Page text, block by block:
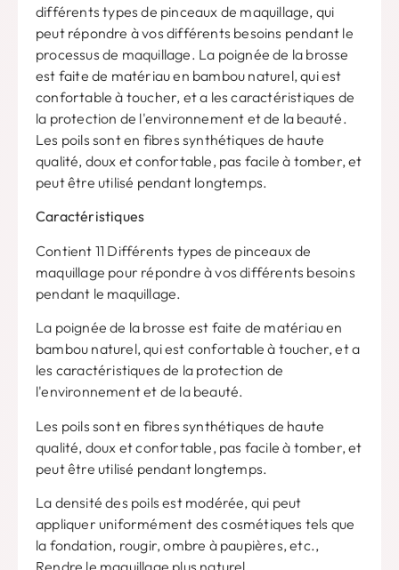
différents types de pinceaux de maquillage, qui
peut répondre à vos différents besoins pendant le
processus de maquillage. La poignée de la brosse
est faite de matériau en bambou naturel, qui est
confortable à toucher, et a les caractéristiques de
la protection de l'environnement et de la beauté.
Les poils sont en fibres synthétiques de haute
qualité, doux et confortable, pas facile à tomber, et
peut être utilisé pendant longtemps.
Caractéristiques
Contient 11 Différents types de pinceaux de
maquillage pour répondre à vos différents besoins
pendant le maquillage.
La poignée de la brosse est faite de matériau en
bambou naturel, qui est confortable à toucher, et a
les caractéristiques de la protection de
l'environnement et de la beauté.
Les poils sont en fibres synthétiques de haute
qualité, doux et confortable, pas facile à tomber, et
peut être utilisé pendant longtemps.
La densité des poils est modérée, qui peut
appliquer uniformément des cosmétiques tels que
la fondation, rougir, ombre à paupières, etc.,
Rendre le maquillage plus naturel.